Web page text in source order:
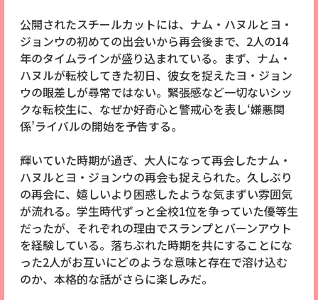
公開されたスチールカットには、ナム・ハヌルとヨ・
ジョンウの初めての出会いから再会後まで、2人の14
年のタイムラインが盛り込まれている。まず、ナム・
ハヌルが転校してきた初日、彼女を捉えたヨ・ジョン
ウの眼差しが尋常ではない。緊張感など一切ないシッ
クな転校生に、なぜか好奇心と警戒心を表し‘嫌悪関
係’ライバルの開始を予告する。
輝いていた時期が過ぎ、大人になって再会したナム・
ハヌルとヨ・ジョンウの再会も捉えられた。久しぶり
の再会に、嬉しいより困惑したような気まずい雰囲気
が流れる。学生時代ずっと全校1位を争っていた優等生
だったが、それぞれの理由でスランプとバーンアウト
を経験している。落ちぶれた時期を共にすることにな
った2人がお互いにどのような意味と存在で溶け込む
のか、本格的な話がさらに楽しみだ。